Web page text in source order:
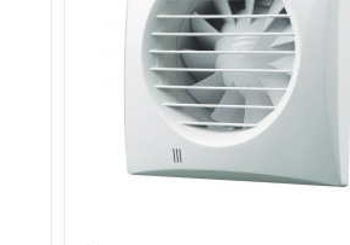
Блок управления поставляется
вентилятору работать в
установленную на датчике значения